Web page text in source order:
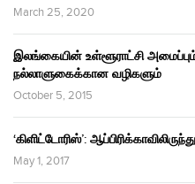
March 25, 2020
இலங்கையின் உள்ளூராட்சி
நல்லாளுகைக்கான வழிகளும்
October 5, 2015
‘கிளிட்டோரிஸ்’:
May 1, 2017